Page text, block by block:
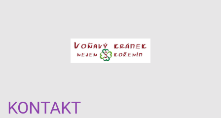
KONTAKT